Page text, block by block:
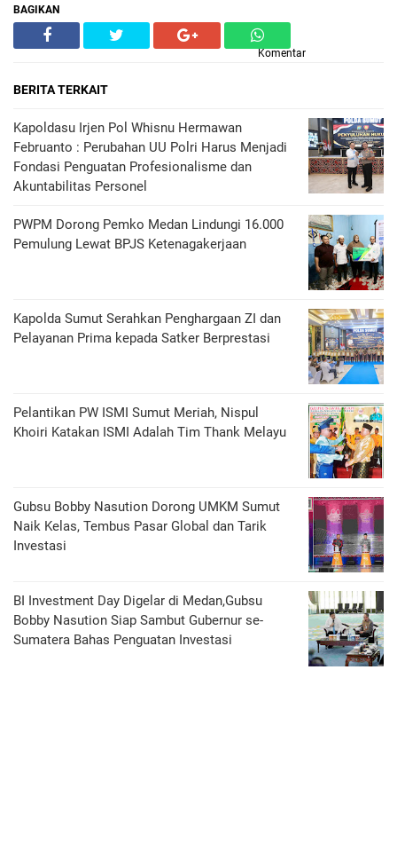
BAGIKAN
Komentar
BERITA TERKAIT
Kapoldasu Irjen Pol Whisnu Hermawan
Februanto : Perubahan UU Polri Harus Menjadi
Fondasi Penguatan Profesionalisme dan
Akuntabilitas Personel
PWPM Dorong Pemko Medan Lindungi 16.000
Pemulung Lewat BPJS Ketenagakerjaan
Kapolda Sumut Serahkan Penghargaan ZI dan
Pelayanan Prima kepada Satker Berprestasi
Pelantikan PW ISMI Sumut Meriah, Nispul
Khoiri Katakan ISMI Adalah Tim Thank Melayu
Gubsu Bobby Nasution Dorong UMKM Sumut
Naik Kelas, Tembus Pasar Global dan Tarik
Investasi
BI Investment Day Digelar di Medan,Gubsu
Bobby Nasution Siap Sambut Gubernur se-
Sumatera Bahas Penguatan Investasi